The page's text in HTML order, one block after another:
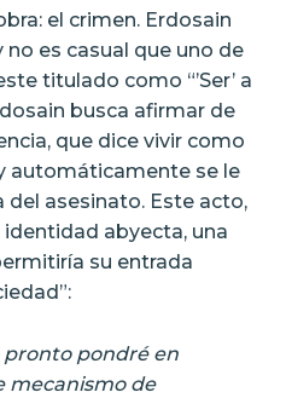
el crimen. Erdosain
es casual que uno de
titulado como “’Ser’ a
busca afirmar de
que dice vivir como
automáticamente se le
del asesinato. Este acto,
identidad abyecta, una
su entrada
pronto pondré en
mecanismo de